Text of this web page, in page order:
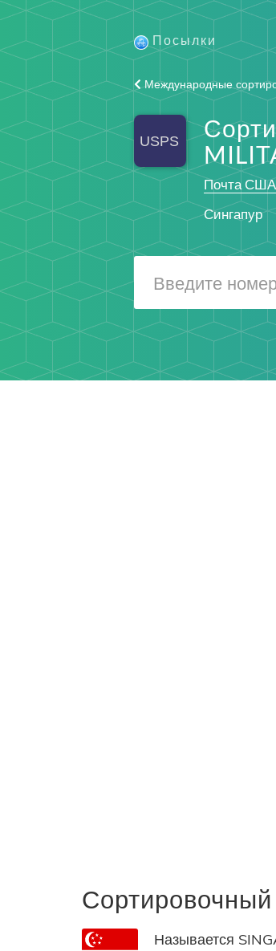
Посылки
Международные
Почта США
Сингапур
Сортировочный
Называется